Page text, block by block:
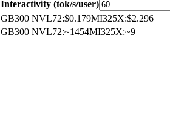
Interactivity (tok/s/user)
GB300 NVL72:$0.179MI325X:$2.296
GB300 NVL72:~1454MI325X:~9